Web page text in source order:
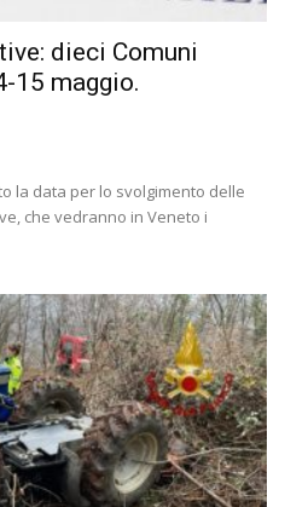
dieci Comuni
15 maggio.
la data per lo svolgimento delle
che vedranno in Veneto i